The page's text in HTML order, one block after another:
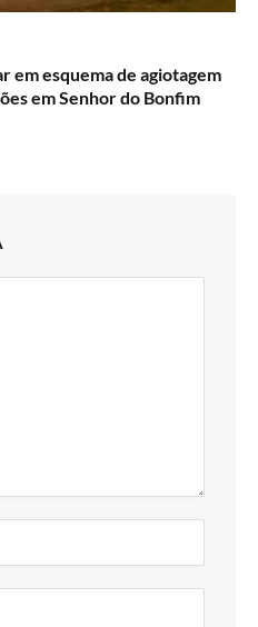
em esquema de agiotagem
em Senhor do Bonfim